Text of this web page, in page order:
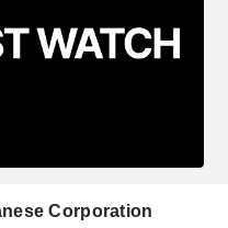
Corporation